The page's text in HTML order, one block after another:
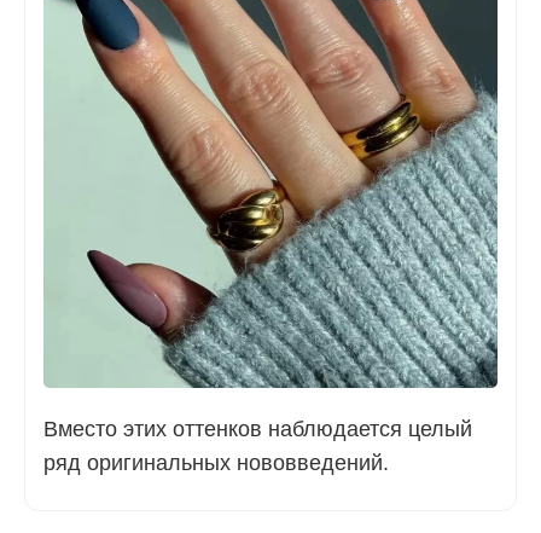
Вместо этих оттенков наблюдается целый
ряд оригинальных нововведений.